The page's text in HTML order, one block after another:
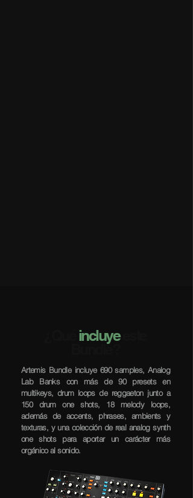
incluyeeste
Bundle?
Artemis Bundle incluye 690 samples, Analog
Lab Banks con más de 90 presets en
multikeys, drum loops de reggaeton junto a
150 drum one shots, 18 melody loops,
además de accents, phrases, ambients y
texturas, y una colección de real analog synth
one shots para aportar un carácter más
orgánico al sonido.